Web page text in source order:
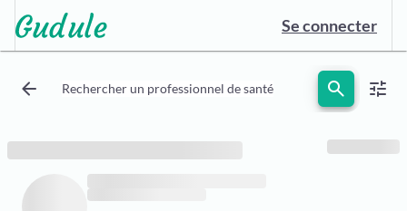
Se connecter
arrow_back Rechercher un professionnel de santé search tune